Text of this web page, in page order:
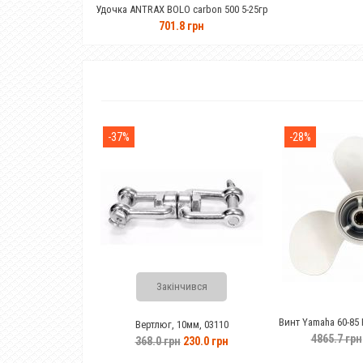
Удочка ANTRAX BOLO carbon 500 5-25гр
4м
701.8 грн
Вертлюг, 10мм, 03110
230.0 грн
Винт Yamaha 60-85 HP (13-1/2x15-k)6E5-
4865.7 грн 3509.8 грн